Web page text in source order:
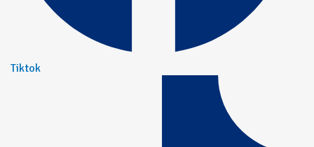
Tiktok